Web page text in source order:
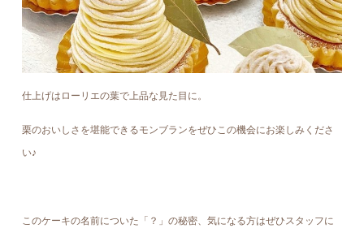
仕上げはローリエの葉で上品な見た目に。
栗のおいしさを堪能できるモンブランをぜひこの機会にお楽しみくださ
い♪
このケーキの名前についた「？」の秘密、気になる方はぜひスタッフに